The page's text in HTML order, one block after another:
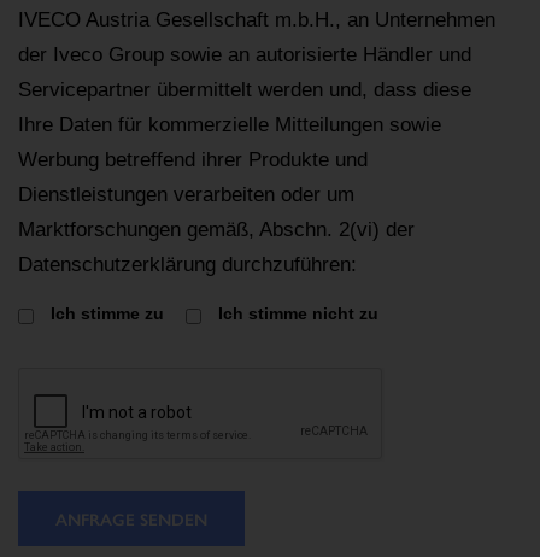
IVECO Austria Gesellschaft m.b.H., an Unternehmen
der Iveco Group sowie an autorisierte Händler und
Servicepartner übermittelt werden und, dass diese
Ihre Daten für kommerzielle Mitteilungen sowie
Werbung betreffend ihrer Produkte und
Dienstleistungen verarbeiten oder um
Marktforschungen gemäß, Abschn. 2(vi) der
Datenschutzerklärung durchzuführen:
Ich stimme zu Ich stimme nicht zu
ANFRAGE SENDEN